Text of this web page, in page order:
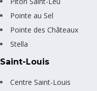
Pointe au Sel
Pointe des Châteaux
Stella
Saint-Louis
Centre Saint-Louis